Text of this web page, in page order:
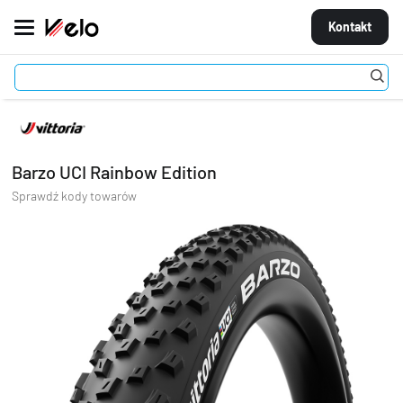
Kontakt
CZĘŚCI
Ogumienie Opony Barzo UCI Rainbow Edition
Barzo UCI Rainbow Edition
Sprawdź kody towarów